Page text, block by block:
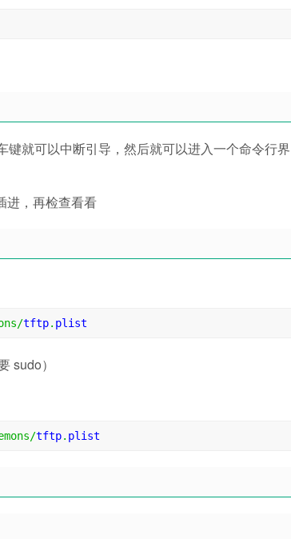
就可以中断引导，然后就可以进入一个命令行界
进，再检查看看
/tftp. plist
sudo）
/tftp. plist